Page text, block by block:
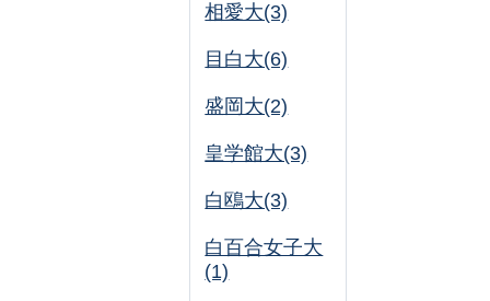
相愛大(3)
目白大(6)
盛岡大(2)
皇学館大(3)
白鴎大(3)
白百合女子大
(1)